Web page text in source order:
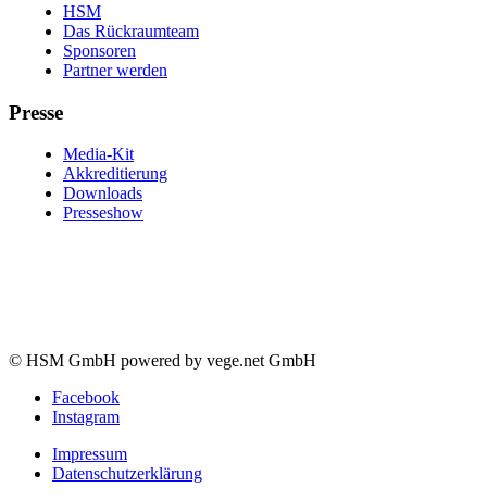
HSM
Das Rückraumteam
Sponsoren
Partner werden
Presse
Media-Kit
Akkreditierung
Downloads
Presseshow
© HSM GmbH powered by vege.net GmbH
Facebook
Instagram
Impressum
Datenschutzerklärung